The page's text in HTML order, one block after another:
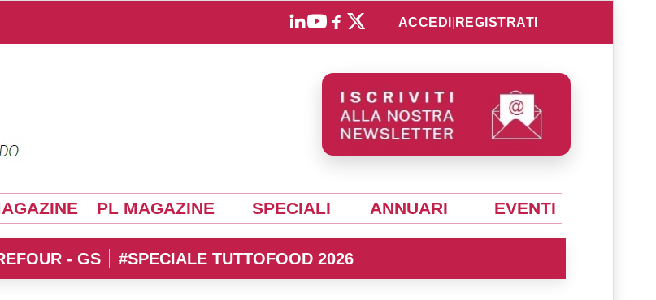
ACCEDI REGISTRATI
PL MAGAZINE SPECIALI ANNUARI EVENTI
- GS #SPECIALE TUTTOFOOD 2026